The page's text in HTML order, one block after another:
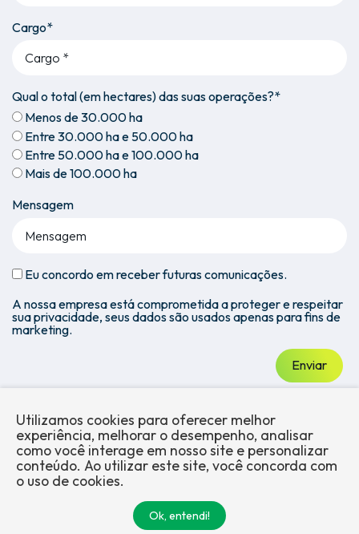
Cargo*
Qual o total (em hectares) das suas operações?*
Menos de 30.000 ha
Entre 30.000 ha e 50.000 ha
Entre 50.000 ha e 100.000 ha
Mais de 100.000 ha
Mensagem
Eu concordo em receber futuras comunicações.
A nossa empresa está comprometida a proteger e respeitar
sua privacidade, seus dados são usados apenas para fins de
marketing.
Enviar
Sobre a
Audsat
Mercados
Trabalhe
Utilizamos cookies para oferecer melhor
experiência, melhorar o desempenho, analisar
como você interage em nosso site e personalizar
conteúdo. Ao utilizar este site, você concorda com
o uso de cookies.
Ok, entendi!